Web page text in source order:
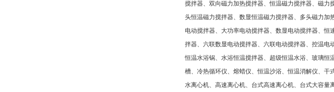
搅拌器、双向磁力加热搅拌器、恒温磁力搅拌器、磁
头恒温磁力搅拌器、数显恒温磁力搅拌器、多头磁力
电动搅拌器、大功率电动搅拌器、数显电动搅拌器、
拌器、六联数显电动搅拌器、六联电动搅拌器、控温电
恒温水浴锅、水浴恒温搅拌器、超级恒温水浴、玻璃
槽、冷热循环仪、熔蜡仪、恒温沙浴、恒温消解仪、
水离心机、高速离心机、台式高速离心机、台式大容